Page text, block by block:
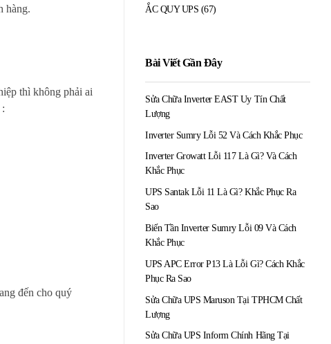
hàng.
thì không phải ai
đến cho quý
ẮC QUY UPS (67)
Bài Viết Gần Đây
Sửa Chữa Inverter EAST Uy Tín Chất
Lượng
Inverter Sumry Lỗi 52 Và Cách Khắc Phục
Inverter Growatt Lỗi 117 Là Gì? Và Cách
Khắc Phục
UPS Santak Lỗi 11 Là Gì? Khắc Phục Ra
Sao
Biến Tần Inverter Sumry Lỗi 09 Và Cách
Khắc Phục
UPS APC Error P13 Là Lỗi Gì? Cách Khắc
Phục Ra Sao
Sửa Chữa UPS Maruson Tại TPHCM Chất
Lượng
Sửa Chữa UPS Inform Chính Hãng Tại